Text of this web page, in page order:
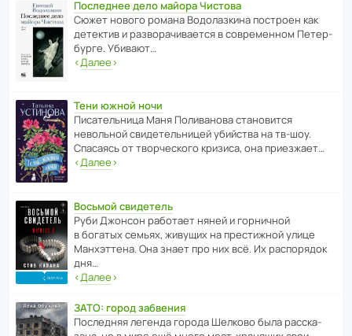
Последнее дело майора Чистова
Сюжет нового романа Водо­ла­з­кина пост­роен как
дете­ктив и разво­ра­чи­ва­ется в совре­менном Пете­р­
бурге. Убивают…
‹Далее›
Тени южной ночи
Писа­тель­ница Маня Поли­ва­нова стано­вится
невольной свиде­тель­ницей убийства на тв-шоу.
Спасаясь от твор­че­с­кого кризиса, она приезжает…
‹Далее›
Восьмой свидетель
Руби Джонсон рабо­тает няней и горни­чной
в богатых семьях, живущих на прес­ти­жной улице
Манх­эт­тена. Она знает про них всё. Их распо­рядок
дня…
‹Далее›
ЗАТО: город забвения
После­дняя легенда города Шелково была расска­